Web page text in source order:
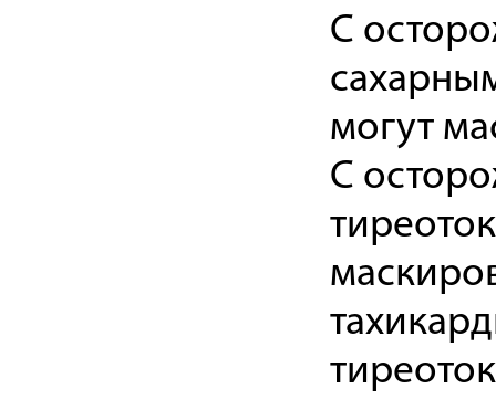
С
могут
С